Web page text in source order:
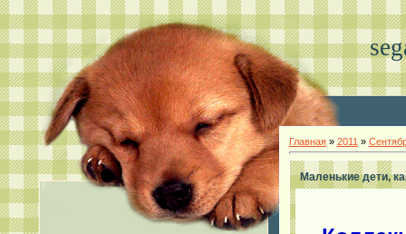
Главная » 2011 »
Маленькие дети,